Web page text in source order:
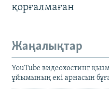
қорғалмаған
Жаңалықтар
YouTube видеохостинг
ұйымының екі арнасын